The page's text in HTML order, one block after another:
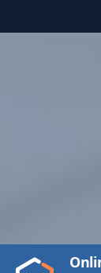
Video
Play